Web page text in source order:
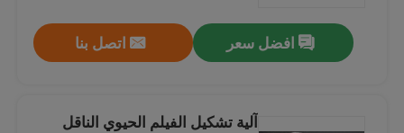
الصفحة الرئيسيةافضل سعر اتصل بنا
آلية تشكيل الفيلم الحيوي الناقل